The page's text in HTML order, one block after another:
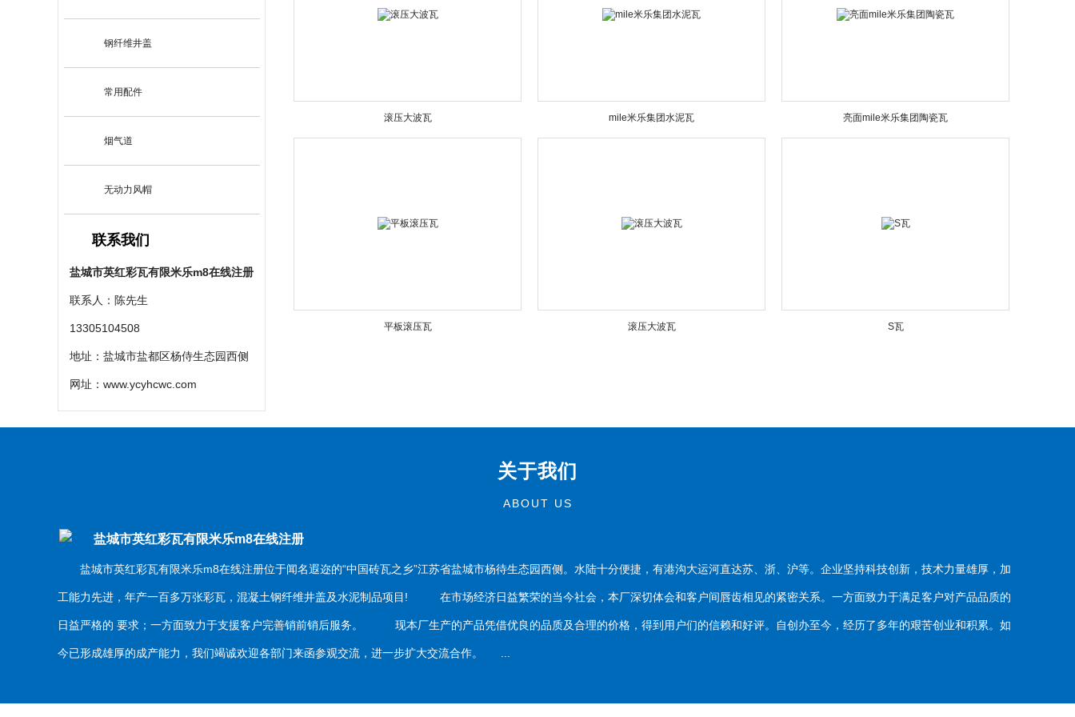
钢纤维井盖
常用配件
烟气道
无动力风帽
联系我们
盐城市英红彩瓦有限米乐m8在线注册
联系人：陈先生
13305104508
地址：盐城市盐都区杨侍生态园西侧
网址： www.ycyhcwc.com
滚压大波瓦 mile米乐集团水泥瓦 亮面mile米乐集团陶瓷瓦
平板滚压瓦 滚压大波瓦 S瓦
关于我们
ABOUT US
盐城市英红彩瓦有限米乐m8在线注册
盐城市英红彩瓦有限米乐m8在线注册位于闻名遐迩的“中国砖瓦之乡”江苏省盐城市杨待生态园西侧。水陆十分便捷，有港沟大运河直达苏、浙、沪等。企业坚持科技创新，技术力量雄厚，加
工能力先进，年产一百多万张彩瓦，混凝土钢纤维井盖及水泥制品项目! 在市场经济日益繁荣的当今社会，本厂深切体会和客户间唇齿相见的紧密关系。一方面致力于满足客户对产品品质的
日益严格的 要求；一方面致力于支援客户完善销前销后服务。 现本厂生产的产品凭借优良的品质及合理的价格，得到用户们的信赖和好评。自创办至今，经历了多年的艰苦创业和积累。如
今已形成雄厚的成产能力，我们竭诚欢迎各部门来函参观交流，进一步扩大交流合作。 ...